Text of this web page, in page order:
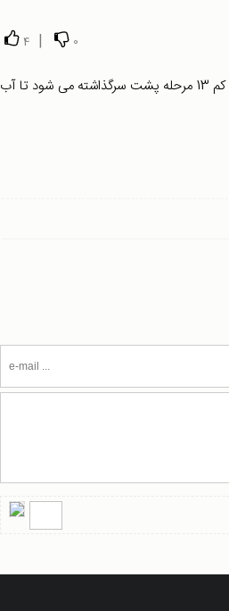
0
|
4
برای تهیه یک بطری آب معدنی سالم و قابل شرب زحمات زیادی کشیده می شود. دست کم 13 مرحله پشت سرگذاشته می شود تا آب